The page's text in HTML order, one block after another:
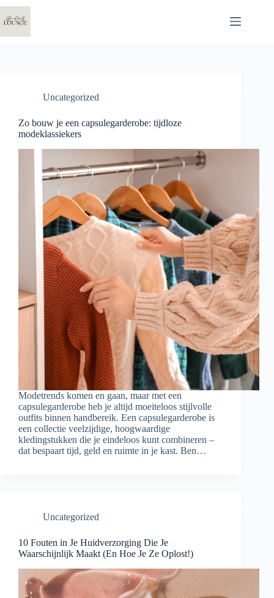
Ga
naar
de
inhoud
Uncategorized
Zo bouw je een capsulegarderobe: tijdloze
modeklassiekers
Modetrends komen en gaan, maar met een
capsulegarderobe heb je altijd moeiteloos stijlvolle
outfits binnen handbereik. Een capsulegarderobe is
een collectie veelzijdige, hoogwaardige
kledingstukken die je eindeloos kunt combineren –
dat bespaart tijd, geld en ruimte in je kast. Ben…
Uncategorized
10 Fouten in Je Huidverzorging Die Je
Waarschijnlijk Maakt (En Hoe Je Ze Oplost!)